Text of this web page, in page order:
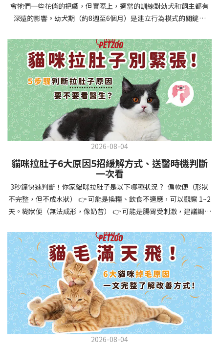
會牠們一些花俏的把戲，但實際上，適當的訓練對幼犬和飼主都有
深遠的影響。幼犬期（約8週至6個月）是建立行為模式的關鍵時
的行為問題，並建立人犬間的健康關係。 建立安全健康的生活環境
透過基礎訓練，幼犬能學會家居規則，避免危險行為和破壞家具。
像是「不」和「放下」等指令可以阻止幼犬咬電線或誤食有害物
質，有效降低居家意外風險。規律的如廁訓練則能養成良好衛生習
慣，讓家中環境保持乾淨舒適。增強溝通與信任關係訓練過程就像
建立一種共同語言，幫助你和幼犬更好地理解彼此。當幼犬學會回
應你的指令，不只增加了互動機會，也建立了主人作為領導者的地
位。正向獎勵式訓練更能培養幼犬對你的信任感，強化情感連結，
創造更和諧的相處模式。培養社交技能與適應能力及早接觸各種環
境和刺激，能幫助幼犬成長為自信穩定的成犬。適當的社會化訓練
讓牠們學會如何與其他狗狗、動物和人類和平相處，減少恐懼或攻
擊行為。這種適應能力使幼犬未來能從容面對獸醫檢查、美容
salon、寄宿或旅行等各種情境，大大提升生活品質。 訓練幼犬不只
是教會指令，更是塑造性格和習慣的過程！ 透過耐心且一致的訓
練，你不僅能擁有一隻聽話的好狗狗，更能建立起相互尊重的終身
相處中獲得回報狗狗訓練指南，六步驟培養幼犬開始幼犬訓練時，
系統性的方法能帶來最佳效果。從信任建立到習慣養成，每個階段
都至關重要，缺一不可。良好的訓練應循序漸進，把握幼犬成長敏
感期，以積極正向的方式引導。遵循這六個步驟，即使是第一次養
狗的新手，也能輕鬆將調皮的小狗訓練成聽話的好夥伴！建立信任
基礎 幼犬訓練的第一步不是教指令，而是建立信任。剛到新家的幼
犬可能感到緊張不安，給予適當空間適應環境很重要。用溫柔的聲
音交談，提供安全舒適的窩，維持規律的餵食和如廁時間，讓幼犬
感到安心。輕輕撫摸、溫柔擁抱，每天安排固定玩耍時間，這些都
2026-08-04
貓咪拉肚子6大原因5招緩解方式、送醫時機判斷
一次看
3秒鐘快速判斷！你家貓咪拉肚子是以下哪種狀況？ 偏軟便（形狀
不完整，但不成水狀） 👉 可能是換糧、飲食不適應，可以觀察 1~2
天。糊狀便（無法成形，像奶昔） 👉 可能是腸胃受刺激，建議調整
若超過 24 小時沒改善，建議就醫。血便（帶血絲或黑色糞便） 👉
可能是嚴重腸胃問題，應立即帶去獸醫院！想知道貓咪拉肚子的真
正原因，只要透過 5 個簡單步驟，就能判斷問題嚴重性，決定是否
需要就醫！接下來我們一起來看看該怎麼做吧！🐾 貓咪拉肚子怎麼
辦？5步驟判斷貓咪拉肚子是否需要馬上看醫生貓咪拉肚子的因素與
許多原因有關，更換食物、誤食異物或不乾淨的東西、寄生蟲、其
他疾病。 5 步驟判斷貓咪拉肚子原因，要不要看醫生？當貓咪拉肚
子時，不用慌張！透過以下 5 個步驟，就能快速判斷原因，並決定
是否需要帶去獸醫院。📌 貓咪拉肚子判斷步驟1：觀察糞便的狀態：
2026-08-04